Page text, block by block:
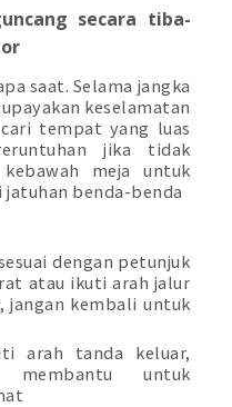
secara tiba-
saat. Selama jangka
keselamatan
tempat yang luas
jika tidak
kebawah meja untuk
benda-benda
dengan petunjuk
atau ikuti arah jalur
jangan kembali untuk
arah tanda keluar,
untuk